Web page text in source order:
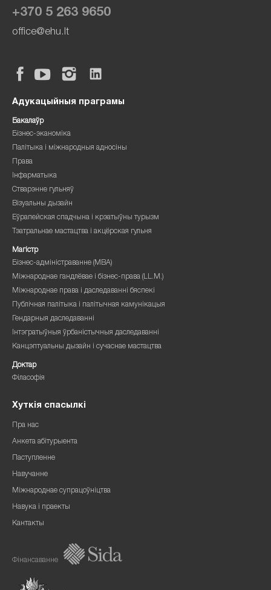
+370 5 263 9650
office@ehu.lt
Адукацыйныя праграмы
Бакалаўр
Бізнес-эканоміка
Палітыка і міжнародныя адносіны
Права
Інфарматыка
Стварэнне гульняў
Візуальны дызайн
Еўрапейская спадчына і крэатыўны турызм
Тэатральнае мастацтва і акцёрская гульня
Магістр
Бізнес-адміністраванне (MBA)
Міжнароднае гандлёвае і бізнес-права (LL.M.)
Міжнароднае права і даследаванні бяспекі
Публічная палітыка і палітычная камунікацыя
Гендарныя даследаванні
Інтэгратыўныя ўрбаністычныя даследаванні
Канцэптуальны дызайн і сучаснае мастацтва
Доктар
Філасофія
Хуткія спасылкі
Пра нас
Анкета абітурыента
Паступленне
Навучанне
Міжнароднае супрацоўніцтва
Навука і праекты
Кантакты
Фінансаванне